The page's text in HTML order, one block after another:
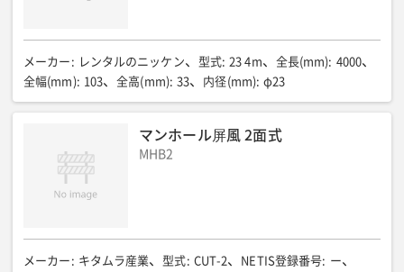
メーカー : レンタルのニッケン 型式: 23 4m 全長(mm): 4000
全幅(mm): 103 全高(mm): 33 内径(mm): φ23
マンホール屏風 2面式
MHB2
メーカー : キタムラ産業 型式: CUT-2 NETIS登録番号: ー